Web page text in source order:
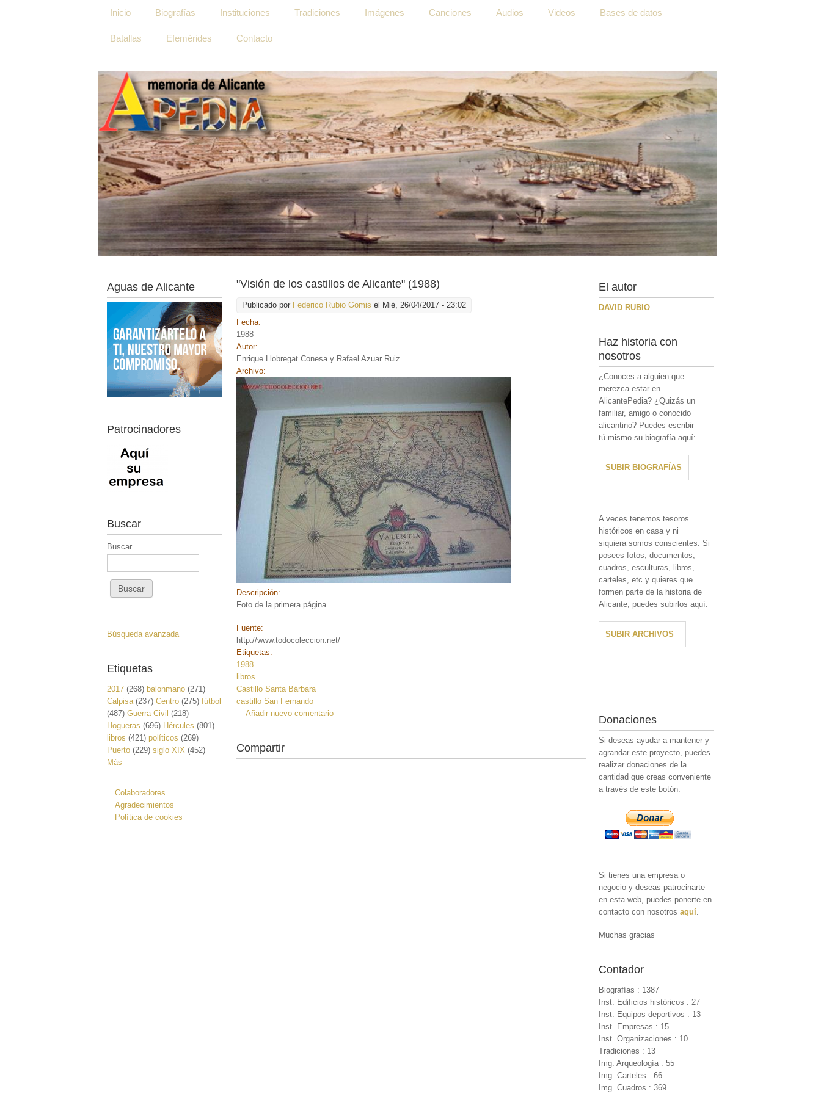
Inicio Biografías Instituciones Tradiciones Imágenes Canciones Audios Videos Bases de datos
Batallas Efemérides Contacto
"Visión de los castillos de Alicante" (1988)
Publicado por Federico Rubio Gomis el Mié, 26/04/2017 - 23:02
Fecha:
1988
Autor:
Enrique Llobregat Conesa y Rafael Azuar Ruiz
Archivo:
Descripción:
Foto de la primera página.
Fuente:
http://www.todocoleccion.net/
Etiquetas:
1988
libros
Castillo Santa Bárbara
castillo San Fernando
Añadir nuevo comentario
Compartir
Aguas de Alicante
Patrocinadores
Buscar
Buscar
Búsqueda avanzada
Etiquetas
2017 (268) balonmano (271)
Calpisa (237) Centro (275) fútbol
(487) Guerra Civil (218)
Hogueras (696) Hércules (801)
libros (421) políticos (269)
Puerto (229) siglo XIX (452)
Más
Colaboradores
Agradecimientos
Política de cookies
El autor
DAVID RUBIO
Haz historia con
nosotros
¿Conoces a alguien que
merezca estar en
AlicantePedia? ¿Quizás un
familiar, amigo o conocido
alicantino? Puedes escribir
tú mismo su biografía aquí:
SUBIR BIOGRAFÍAS
A veces tenemos tesoros
históricos en casa y ni
siquiera somos conscientes. Si
posees fotos, documentos,
cuadros, esculturas, libros,
carteles, etc y quieres que
formen parte de la historia de
Alicante; puedes subirlos aquí:
SUBIR ARCHIVOS
Donaciones
Si deseas ayudar a mantener y
agrandar este proyecto, puedes
realizar donaciones de la
cantidad que creas conveniente
a través de este botón:
Si tienes una empresa o
negocio y deseas patrocinarte
en esta web, puedes ponerte en
contacto con nosotrosaquí.
Muchas gracias
Contador
Biografías : 1387
Inst. Edificios históricos : 27
Inst. Equipos deportivos : 13
Inst. Empresas : 15
Inst. Organizaciones : 10
Tradiciones : 13
Img. Arqueología : 55
Img. Carteles : 66
Img. Cuadros : 369